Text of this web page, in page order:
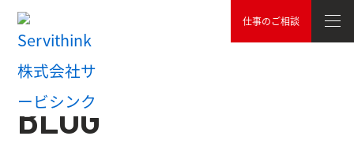
仕事のご相談
TOP ブログ
BLOG